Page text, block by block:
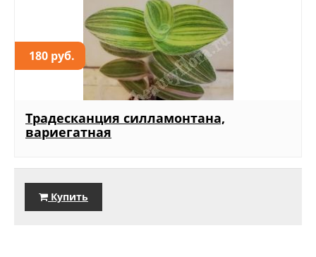
180 руб.
Традесканция силламонтана,
вариегатная
Купить